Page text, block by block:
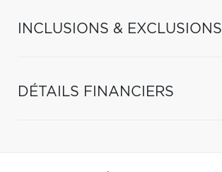
INCLUSIONS & EXCLUSIONS
DÉTAILS FINANCIERS